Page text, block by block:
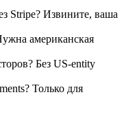
Stripe? Извините, ваша
американская
Без US-entity
Только для